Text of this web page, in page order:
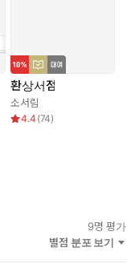
환상서점
소서림
4.4 (74)
9명 평가
별점 분포 보기